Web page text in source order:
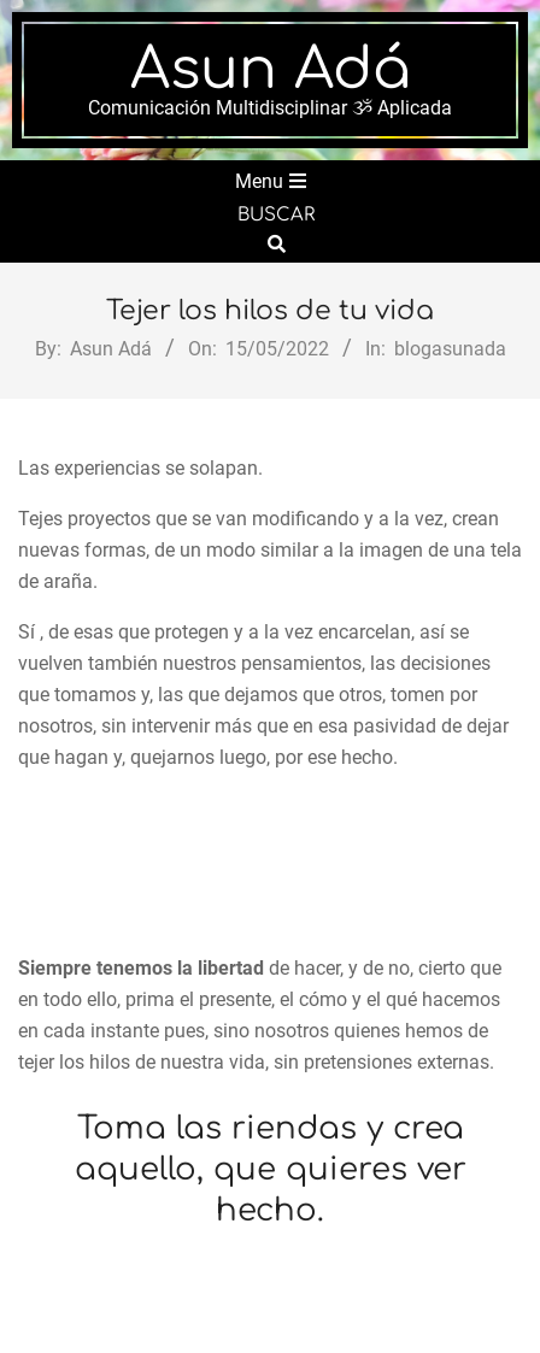
Skip
to
content
Asun Adá
Comunicación Multidisciplinar ૐ Aplicada
Menu
BUSCAR
Search
Tejer los hilos de tu vida
By: Asun Adá On: 15/05/2022 In: blogasunada
Las experiencias se solapan.
Tejes proyectos que se van modificando y a la vez, crean
nuevas formas, de un modo similar a la imagen de una tela
de araña.
Sí , de esas que protegen y a la vez encarcelan, así se
vuelven también nuestros pensamientos, las decisiones
que tomamos y, las que dejamos que otros, tomen por
nosotros, sin intervenir más que en esa pasividad de dejar
que hagan y, quejarnos luego, por ese hecho.
Siempre tenemos la libertad de hacer, y de no, cierto que
en todo ello, prima el presente, el cómo y el qué hacemos
en cada instante pues, sino nosotros quienes hemos de
tejer los hilos de nuestra vida, sin pretensiones externas.
Toma las riendas y crea
aquello, que quieres ver
hecho.